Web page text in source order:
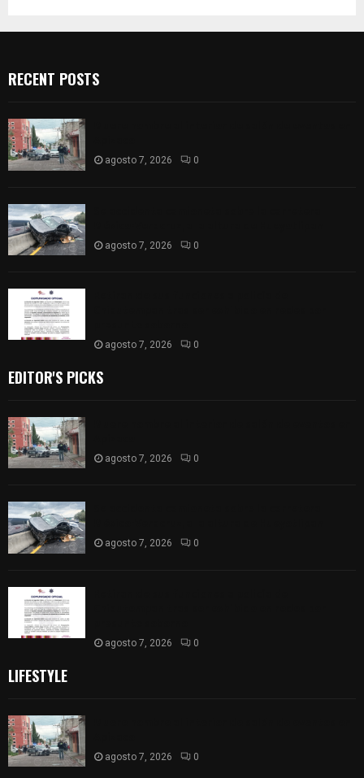
RECENT POSTS
agosto 7, 2026 0
agosto 7, 2026 0
agosto 7, 2026 0
EDITOR'S PICKS
agosto 7, 2026 0
agosto 7, 2026 0
agosto 7, 2026 0
LIFESTYLE
agosto 7, 2026 0